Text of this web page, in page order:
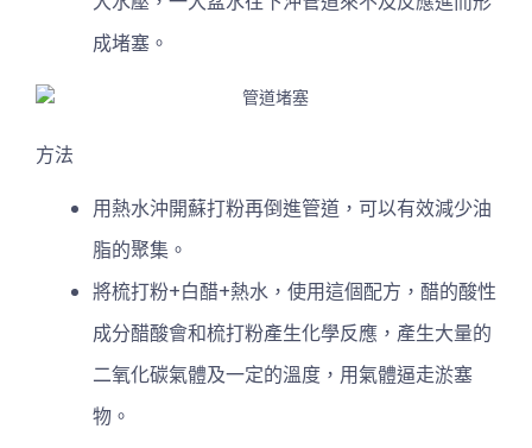
成堵塞。
方法
用熱水沖開蘇打粉再倒進管道，可以有效減少油
脂的聚集。
將梳打粉+白醋+熱水，使用這個配方，醋的酸性
成分醋酸會和梳打粉產生化學反應，產生大量的
二氧化碳氣體及一定的溫度，用氣體逼走淤塞
物。